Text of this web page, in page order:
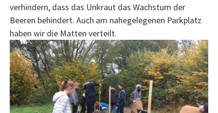
verhindern, dass das Unkraut das Wachstum der
Beeren behindert. Auch am nahegelegenen Parkplatz
haben wir die Matten verteilt.